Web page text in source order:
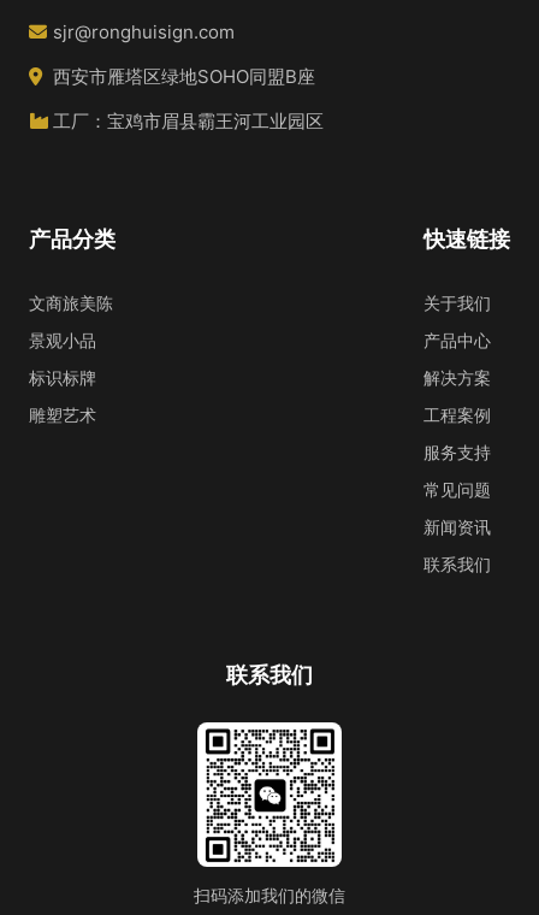
sjr@ronghuisign.com
西安市雁塔区绿地SOHO同盟B座
工厂：宝鸡市眉县霸王河工业园区
快速链接
关于我们
产品中心
解决方案
工程案例
服务支持
常见问题
新闻资讯
联系我们
产品分类
文商旅美陈
景观小品
标识标牌
雕塑艺术
联系我们
扫码添加我们的微信